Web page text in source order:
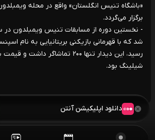
«باشگاه تنیس انگلستان» واقع در محله
برگزار می‌گردد.
شد که با قهرمانی بازیکنی بریتانیایی به نام
رسید، این دیدار تنها ۲۰۰ تماشاگر
شیلینگ بود.
دانلود اپلیکیشن آنتن